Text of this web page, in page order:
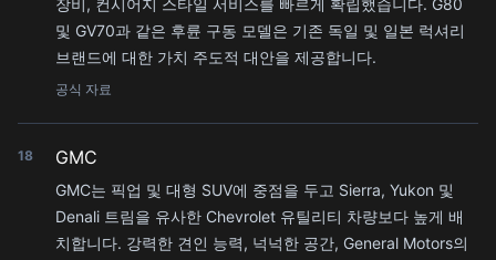
및 GV70과 같은 후륜 구동 모델은 기존 독일 및 일본 럭셔리
브랜드에 대한 가치 주도적 대안을 제공합니다.
공식 자료
18 GMC
GMC는 픽업 및 대형 SUV에 중점을 두고 Sierra, Yukon 및
Denali 트림을 유사한 Chevrolet 유틸리티 차량보다 높게 배
치합니다. 강력한 견인 능력, 넉넉한 공간, General Motors의